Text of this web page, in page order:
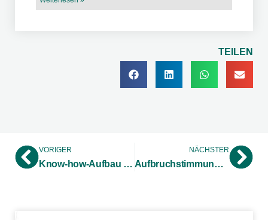
TEILEN
VORIGER
Know-how-Aufbau für Unternehmen in der Region:
NÄCHSTER
Aufbruchstimmung für Schlüsselinnovation – Kick-off des Innovationsforums PredictiveMaintenance@KMU fand großen Anklang